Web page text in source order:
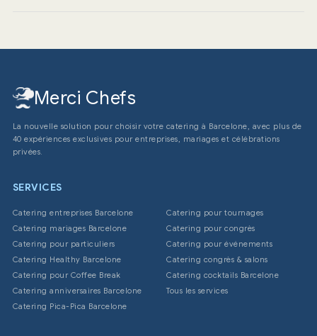
Merci Chefs
La nouvelle solution pour choisir votre catering à Barcelone, avec plus de
40 expériences exclusives pour entreprises, mariages et célébrations
privées.
SERVICES
Catering entreprises Barcelone
Catering mariages Barcelone
Catering pour particuliers
Catering Healthy Barcelone
Catering pour Coffee Break
Catering anniversaires Barcelone
Catering Pica-Pica Barcelone
Catering pour tournages
Catering pour congrès
Catering pour événements
Catering congrès & salons
Catering cocktails Barcelone
Tous les services